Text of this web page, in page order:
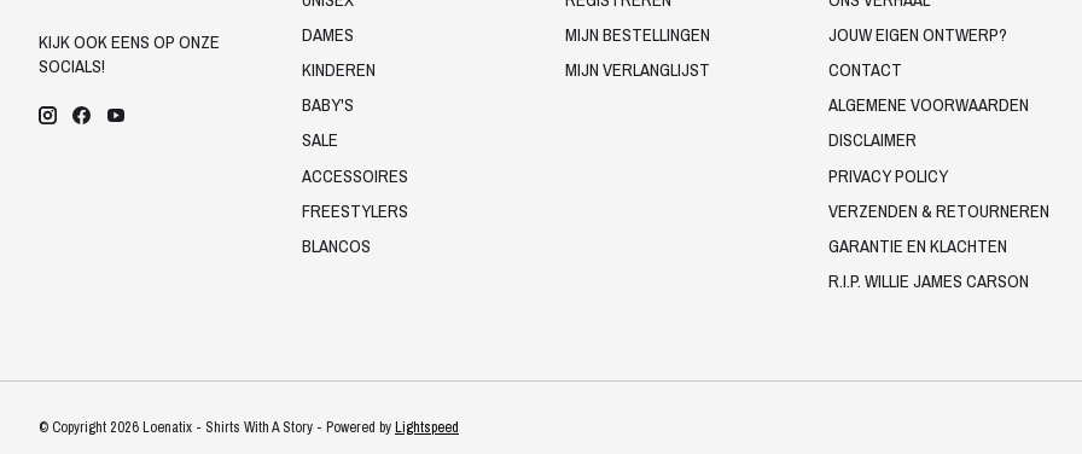
KIJK OOK EENS OP ONZE
SOCIALS!
DAMES
KINDEREN
BABY'S
SALE
ACCESSOIRES
FREESTYLERS
BLANCOS
MIJN BESTELLINGEN
MIJN VERLANGLIJST
JOUW EIGEN ONTWERP?
CONTACT
ALGEMENE VOORWAARDEN
DISCLAIMER
PRIVACY POLICY
VERZENDEN & RETOURNEREN
GARANTIE EN KLACHTEN
R.I.P. WILLIE JAMES CARSON
© Copyright 2026 Loenatix - Shirts With A Story - Powered byLightspeed